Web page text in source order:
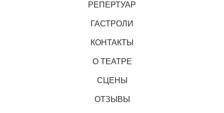
РЕПЕРТУАР
ГАСТРОЛИ
КОНТАКТЫ
О ТЕАТРЕ
СЦЕНЫ
ОТЗЫВЫ